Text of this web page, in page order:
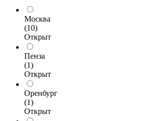
Москва
(10)
Открыт
Пенза
(1)
Открыт
Оренбург
(1)
Открыт